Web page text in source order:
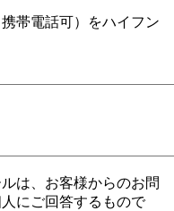
帯電話可）をハイフン
は、お客様からのお問
にご回答するもので